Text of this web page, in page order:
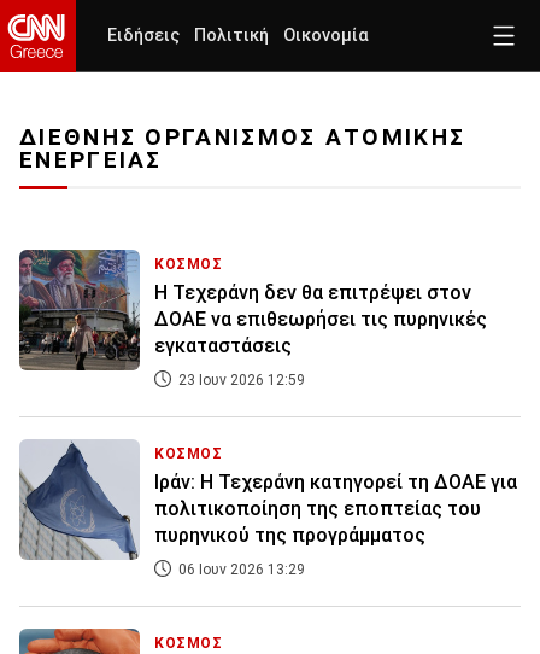
Ειδήσεις Πολιτική Οικονομία
ΔΙΕΘΝΗΣ ΟΡΓΑΝΙΣΜΟΣ ΑΤΟΜΙΚΗΣ
ΕΝΕΡΓΕΙΑΣ
ΚΟΣΜΟΣ
Η Τεχεράνη δεν θα επιτρέψει στον
ΔΟΑΕ να επιθεωρήσει τις πυρηνικές
εγκαταστάσεις
23 Ιουν 2026 12:59
ΚΟΣΜΟΣ
Ιράν: Η Τεχεράνη κατηγορεί τη ΔΟΑΕ για
πολιτικοποίηση της εποπτείας του
πυρηνικού της προγράμματος
06 Ιουν 2026 13:29
ΚΟΣΜΟΣ